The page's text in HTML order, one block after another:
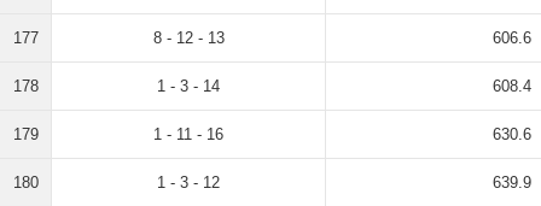
177 8 - 12 - 13 606.6
178 1 - 3 - 14 608.4
179 1 - 11 - 16 630.6
180 1 - 3 - 12 639.9